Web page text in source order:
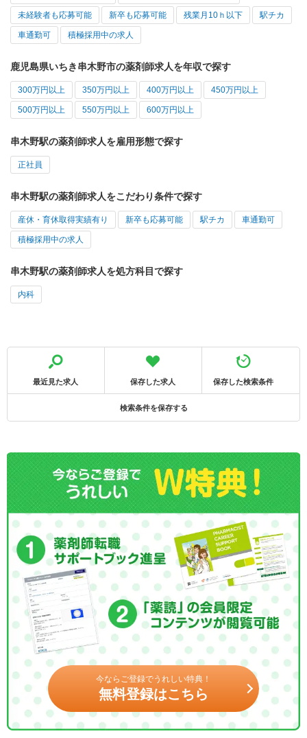
未経験者も応募可能 新卒も応募可能 残業月10ｈ以下 駅チカ
車通勤可 積極採用中の求人
鹿児島県いちき串木野市の薬剤師求人を年収で探す
300万円以上 350万円以上 400万円以上 450万円以上
500万円以上 550万円以上 600万円以上
串木野駅の薬剤師求人を雇用形態で探す
正社員
串木野駅の薬剤師求人をこだわり条件で探す
産休・育休取得実績有り 新卒も応募可能 駅チカ 車通勤可
積極採用中の求人
串木野駅の薬剤師求人を処方科目で探す
内科
最近見た求人 保存した求人 保存した検索条件
検索条件を保存する
今ならご登録でうれしい特典！
無料登録はこちら